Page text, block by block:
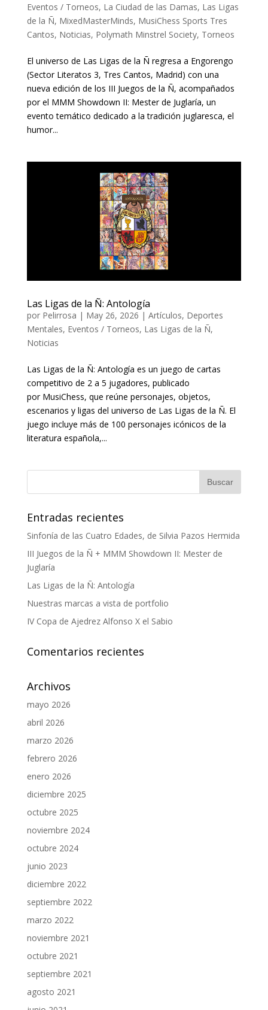
Eventos / Torneos, La Ciudad de las Damas, Las Ligas
de la Ñ, MixedMasterMinds, MusiChess Sports Tres
Cantos, Noticias, Polymath Minstrel Society, Torneos
El universo de Las Ligas de la Ñ regresa a Engorengo
(Sector Literatos 3, Tres Cantos, Madrid) con una
nueva edición de los III Juegos de la Ñ, acompañados
por el MMM Showdown II: Mester de Juglaría, un
evento temático dedicado a la tradición juglaresca, el
humor...
Las Ligas de la Ñ: Antología
por Pelirrosa | May 26, 2026 | Artículos, Deportes
Mentales, Eventos / Torneos, Las Ligas de la Ñ,
Noticias
Las Ligas de la Ñ: Antología es un juego de cartas
competitivo de 2 a 5 jugadores, publicado
por MusiChess, que reúne personajes, objetos,
escenarios y ligas del universo de Las Ligas de la Ñ. El
juego incluye más de 100 personajes icónicos de la
literatura española,...
Entradas recientes
Sinfonía de las Cuatro Edades, de Silvia Pazos Hermida
III Juegos de la Ñ + MMM Showdown II: Mester de
Juglaría
Las Ligas de la Ñ: Antología
Nuestras marcas a vista de portfolio
IV Copa de Ajedrez Alfonso X el Sabio
Comentarios recientes
Archivos
mayo 2026
abril 2026
marzo 2026
febrero 2026
enero 2026
diciembre 2025
octubre 2025
noviembre 2024
octubre 2024
junio 2023
diciembre 2022
septiembre 2022
marzo 2022
noviembre 2021
octubre 2021
septiembre 2021
agosto 2021